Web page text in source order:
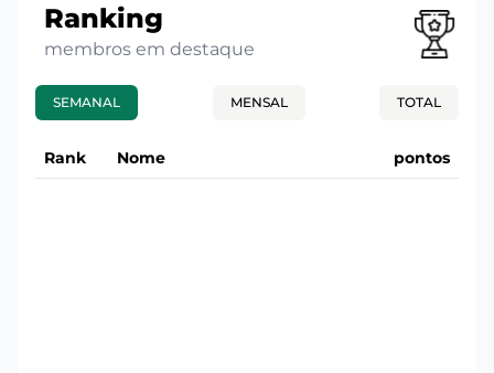
Ranking
membros em destaque
SEMANAL MENSAL TOTAL
Rank Nome pontos